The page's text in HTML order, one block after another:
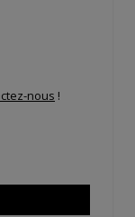
nous !